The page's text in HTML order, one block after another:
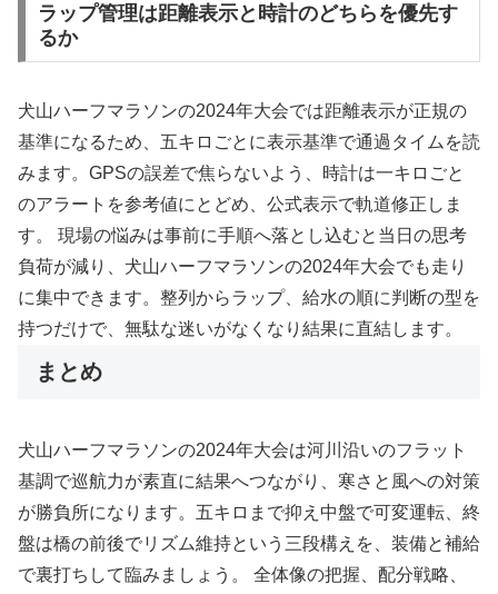
ラップ管理は距離表示と時計のどちらを優先す
るか
犬山ハーフマラソンの2024年大会では距離表示が正規の
基準になるため、五キロごとに表示基準で通過タイムを読
みます。GPSの誤差で焦らないよう、時計は一キロごと
のアラートを参考値にとどめ、公式表示で軌道修正しま
す。 現場の悩みは事前に手順へ落とし込むと当日の思考
負荷が減り、犬山ハーフマラソンの2024年大会でも走り
に集中できます。整列からラップ、給水の順に判断の型を
持つだけで、無駄な迷いがなくなり結果に直結します。
まとめ
犬山ハーフマラソンの2024年大会は河川沿いのフラット
基調で巡航力が素直に結果へつながり、寒さと風への対策
が勝負所になります。五キロまで抑え中盤で可変運転、終
盤は橋の前後でリズム維持という三段構えを、装備と補給
で裏打ちして臨みましょう。 全体像の把握、配分戦略、